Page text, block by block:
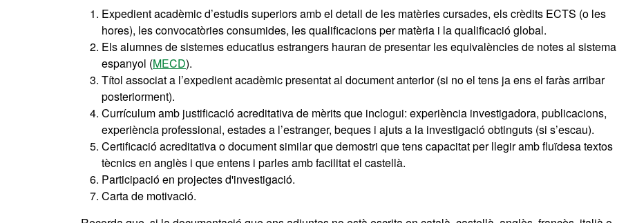
Expedient acadèmic d’estudis superiors amb el detall de les matèries cursades, els crèdits ECTS (o les
hores), les convocatòries consumides, les qualificacions per matèria i la qualificació global.
Els alumnes de sistemes educatius estrangers hauran de presentar les equivalències de notes al sistema
espanyol (MECD).
Títol associat a l’expedient acadèmic presentat al document anterior (si no el tens ja ens el faràs arribar
posteriorment).
Currículum amb justificació acreditativa de mèrits que inclogui: experiència investigadora, publicacions,
experiència professional, estades a l’estranger, beques i ajuts a la investigació obtinguts (si s’escau).
Certificació acreditativa o document similar que demostri que tens capacitat per llegir amb fluïdesa textos
tècnics en anglès i que entens i parles amb facilitat el castellà.
Participació en projectes d'investigació.
Carta de motivació.